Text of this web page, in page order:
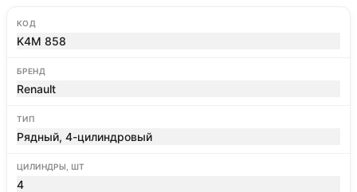
КОД
K4M 858
БРЕНД
Renault
ТИП
Рядный, 4-цилиндровый
ЦИЛИНДРЫ, ШТ
4